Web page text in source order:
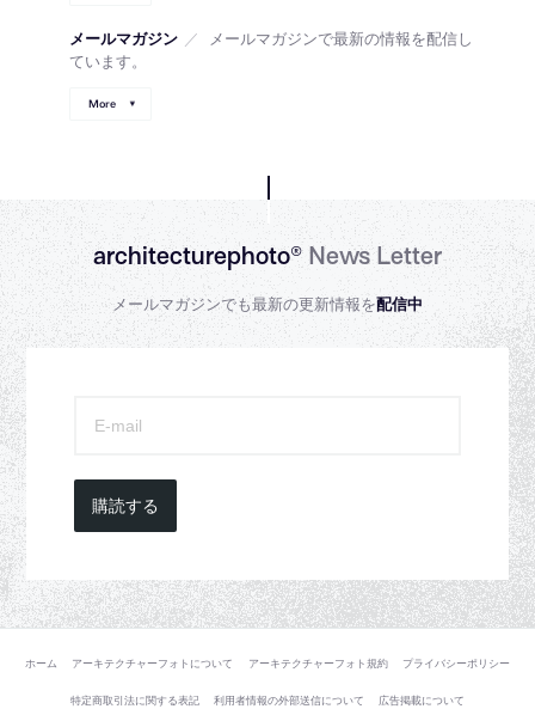
メールマガジン ／
メールマガジンで最新の情報を配信し
ています。
More
architecturephoto®News Letter
メールマガジンでも最新の更新情報を配信中
購読する
ホーム アーキテクチャーフォトについて アーキテクチャーフォト規約 プライバシーポリシー
特定商取引法に関する表記 利用者情報の外部送信について 広告掲載について